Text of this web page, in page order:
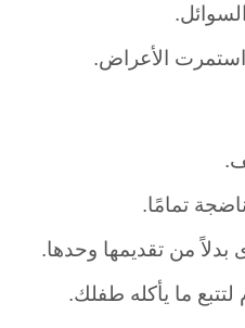
الأعراض.
تمامًا.
من تقديمها وحدها.
ما يأكله طفلك.